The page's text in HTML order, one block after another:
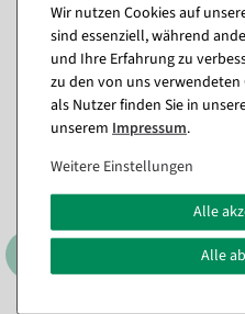
Passende Artikel
Wir nutzen Cookies auf
sind essenziell, während
und Ihre Erfahrung zu
zu den von uns
als Nutzer finden Sie in
unserem Impressum.
Weitere Einstellungen
Alle
Alle